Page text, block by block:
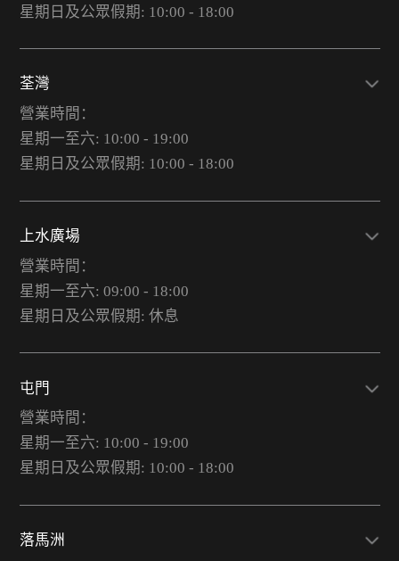
星期日及公眾假期: 10:00 - 18:00
荃灣
營業時間：
星期一至六: 10:00 - 19:00
星期日及公眾假期: 10:00 - 18:00
上水廣場
營業時間：
星期一至六: 09:00 - 18:00
星期日及公眾假期: 休息
屯門
營業時間：
星期一至六: 10:00 - 19:00
星期日及公眾假期: 10:00 - 18:00
落馬洲